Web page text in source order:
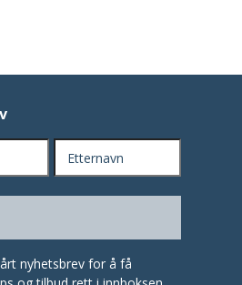
nyhetsbrev for å få